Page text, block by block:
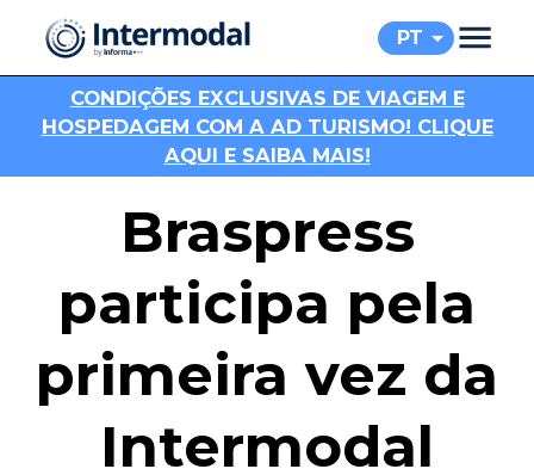
PT
CONDIÇÕES EXCLUSIVAS DE VIAGEM E
HOSPEDAGEM COM A AD TURISMO! CLIQUE
AQUI E SAIBA MAIS!
Braspress
participa pela
primeira vez da
Intermodal